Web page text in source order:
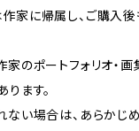
家に帰属し、ご購入
のポートフォリオ・画
ます。
い場合は、あらかじめ